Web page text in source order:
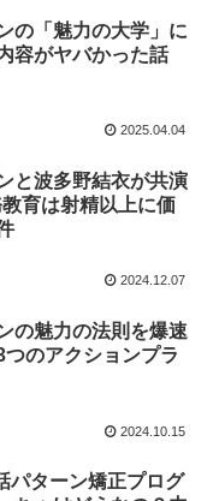
の「魅力の大学」に
容がヤバかった話
2025.04.04
と波多野結衣が共演
育は射精以上に価
2024.12.07
の魅力の法則を爆速
のアクションプラ
2024.10.15
パターン矯正プログ